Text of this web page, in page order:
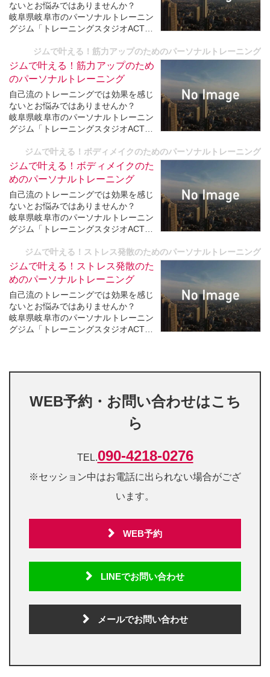
ないとお悩みではありませんか？
岐阜県岐阜市のパーソナルトレーニン
グジム「トレーニングスタジオACTIO
あなたの目指す体に最適なパーソナル
トレーニングを提供しています。
数多くの方々をみてきた経験豊富なト
レーナーが目標達成へと導いてい...
ジムで叶える！筋力アップのためのパーソナルトレーニング
ジムで叶える！筋力アップのため
のパーソナルトレーニング
自己流のトレーニングでは効果を感じ
ないとお悩みではありませんか？
岐阜県岐阜市のパーソナルトレーニン
グジム「トレーニングスタジオACTIO
あなたの目指す体に最適なパーソナル
トレーニングを提供しています。
数多くの方々をみてきた経験豊富なト
レーナーが目標達成へと導いてい...
ジムで叶える！ボディメイクのためのパーソナルトレーニング
ジムで叶える！ボディメイクのた
めのパーソナルトレーニング
自己流のトレーニングでは効果を感じ
ないとお悩みではありませんか？
岐阜県岐阜市のパーソナルトレーニン
グジム「トレーニングスタジオACTIO
あなたの目指す体に最適なパーソナル
トレーニングを提供しています。
数多くの方々をみてきた経験豊富なト
レーナーが目標達成へと導いてい...
ジムで叶える！ストレス発散のためのパーソナルトレーニング
ジムで叶える！ストレス発散のた
めのパーソナルトレーニング
自己流のトレーニングでは効果を感じ
ないとお悩みではありませんか？
岐阜県岐阜市のパーソナルトレーニン
グジム「トレーニングスタジオACTIO
数多くの方々をみてきた経験豊富なト
WEB予約・お問い合わせはこち
ら
TEL.090-4218-0276
※セッション中はお電話に出られない場合がござ
います。
WEB予約
LINEでお問い合わせ
メールでお問い合わせ